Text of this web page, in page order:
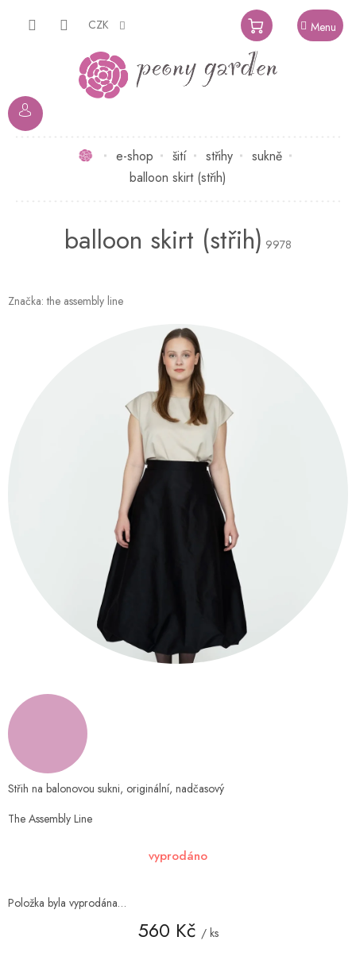
CZK
NÁKUPNÍ
KOŠÍK
Domůe-shop šití střihy
sukně
balloon skirt (střih)
balloon skirt (střih) 9978
Značka:the assembly line
560 Kč / ks
vyprodáno
Položka byla vyprodána…
Střih na balonovou sukni, originální, nadčasový
The Assembly Line